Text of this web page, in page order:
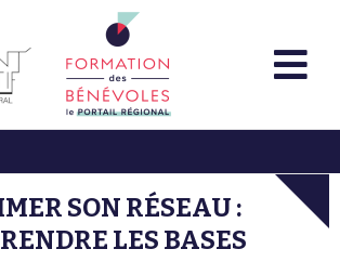
SON RÉSEAU :
LES BASES